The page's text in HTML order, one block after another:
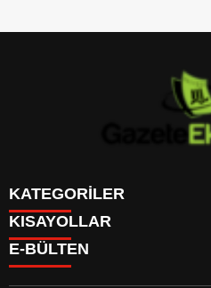
KATEGORİLER
GÜNDEM
DÜNYA
SİYASET
KISAYOLLAR
BURÇLAR
E-BÜLTEN